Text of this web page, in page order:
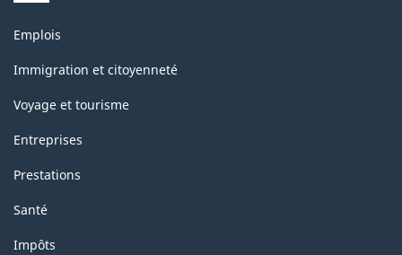
classification
Thèmes
sujets
Emplois
Immigration et citoyenneté
Voyage et tourisme
Entreprises
Prestations
Santé
Impôts